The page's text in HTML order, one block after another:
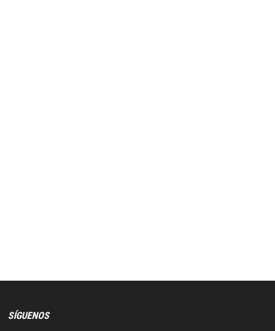
SÍGUENOS